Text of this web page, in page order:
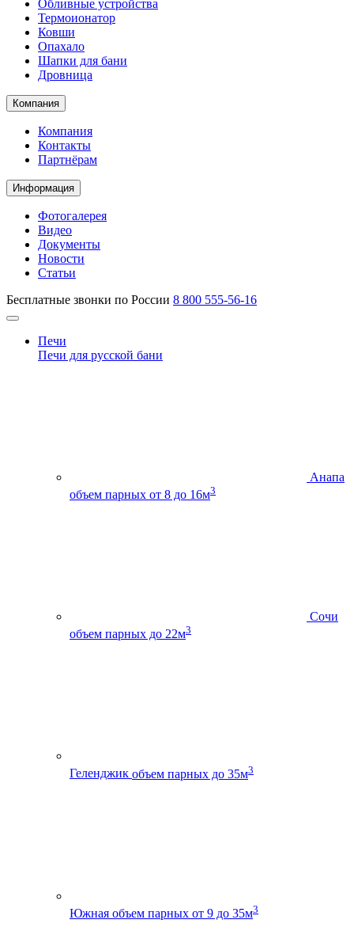
Обливные устройства
Термоионатор
Ковши
Опахало
Шапки для бани
Дровница
Компания
Компания
Контакты
Партнёрам
Информация
Фотогалерея
Видео
Документы
Новости
Статьи
Бесплатные звонки по России 8 800 555-56-16
Печи
Печи для русской бани
Анапа
объем парных от 8 до 16м3
Сочи
объем парных до 22м3
Геленджик объем парных до 35м3
Южная объем парных от 9 до 35м3